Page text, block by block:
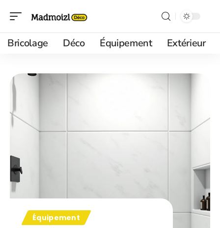
Bricolage Déco Équipement Extérieur
Équipement